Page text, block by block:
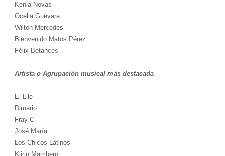
Kenia Novas
Ocelia Guevara
Wilton Mercedes
Bienvenido Matos Pérez
Félix Betances
Artista o Agrupación musical más destacada
El Lile
Dimario
Fray C
José María
Los Chicos Latinos
Klirin Mambero